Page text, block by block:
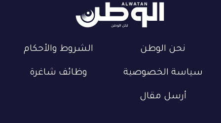
نحن الوطن الشروط والأحكام
سياسة الخصوصية وظائف شاغرة
أرسل مقال